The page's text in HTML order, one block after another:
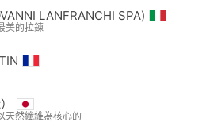
LANFRANCHI SPA)
美的拉鍊
天然纖維為核心的